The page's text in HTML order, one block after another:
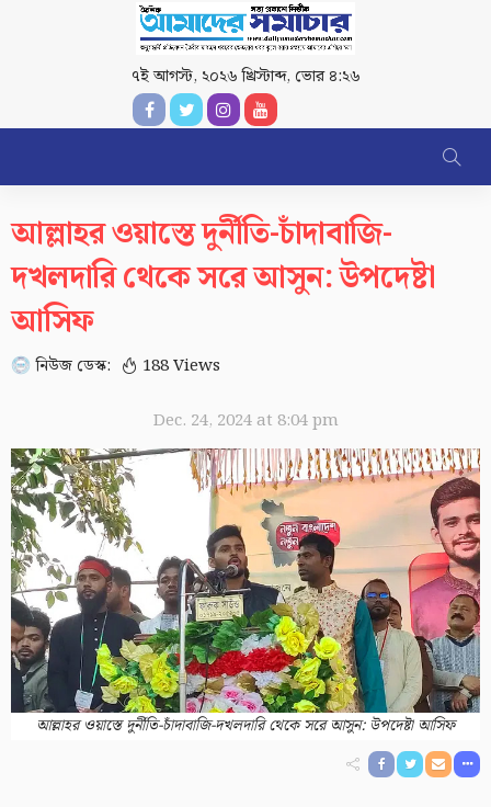
৭ই আগস্ট, ২০২৬ খ্রিস্টাব্দ, ভোর ৪:২৬
আল্লাহর ওয়াস্তে দুর্নীতি-চাঁদাবাজি-
দখলদারি থেকে সরে আসুন: উপদেষ্টা
আসিফ
নিউজ ডেস্ক: 188 Views
Dec. 24, 2024 at 8:04 pm
আল্লাহর ওয়াস্তে দুর্নীতি-চাঁদাবাজি-দখলদারি থেকে সরে আসুন: উপদেষ্টা আসিফ